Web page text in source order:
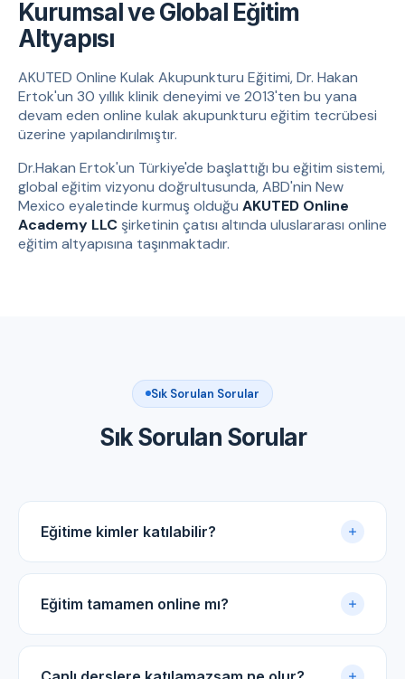
Kurumsal ve Global Eğitim
Altyapısı
AKUTED Online Kulak Akupunkturu Eğitimi, Dr. Hakan
Ertok'un 30 yıllık klinik deneyimi ve 2013'ten bu yana
devam eden online kulak akupunkturu eğitim tecrübesi
üzerine yapılandırılmıştır.
Dr.Hakan Ertok'un Türkiye'de başlattığı bu eğitim sistemi,
global eğitim vizyonu doğrultusunda, ABD'nin New
Mexico eyaletinde kurmuş olduğu AKUTED Online
Academy LLC şirketinin çatısı altında uluslararası online
eğitim altyapısına taşınmaktadır.
Sık Sorulan Sorular
Sık Sorulan Sorular
Eğitime kimler katılabilir?
Akupunktur uygulama sertifikasına sahip tüm tıp
doktorları ve diş hekimleri için uygundur.
Eğitim tamamen online mı?
Evet. Eğitim online panel üzerinden yürütülür. Canlı
dersler, kayıtlı video arşivi ve PDF ders notlarıyla